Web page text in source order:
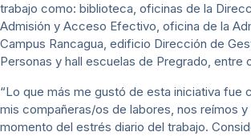
trabajo como: biblioteca, oficinas de la
Admisión y Acceso Efectivo, oficina de la
Campus Rancagua, edificio Dirección de
Personas y hall escuelas de Pregrado, entre
“Lo que más me gustó de esta iniciativa fue
mis compañeras/os de labores, nos reímos y
momento del estrés diario del trabajo.